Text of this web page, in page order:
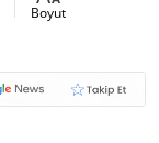
Boyut